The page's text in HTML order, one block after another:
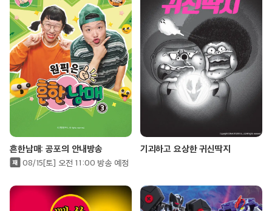
흔한남매: 공포의 안내방송
08/15[토] 오전 11:00 방송 예정
기괴하고 요상한 귀신딱지